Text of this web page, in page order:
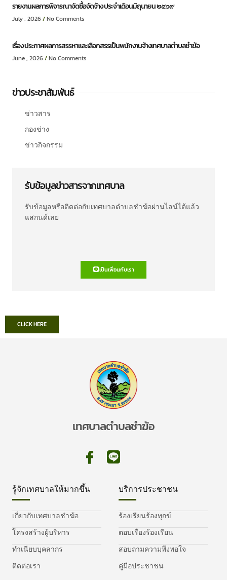
รายงานผลการพิจารณาจัดซื้อจัดจ้าง ประจำเดือนมิถุนายน ๒๕๖๙
July , 2026 No Comments
เรื่อง ประกาศผลการสรรหาและเลือกสรรเป็นพนักงานจ้างเทศบาลตำบลชำฆ้อ
June , 2026 No Comments
ข่าวประชาสัมพันธ์
ข่าวสาร
กองช่าง
ข่าวกิจกรรม
รับข้อมูลข่าวสารจากเทศบาล
รับข้อมูลหรือติดต่อกับเทศบาลตำบลชำฆ้อผ่านไลน์ได้แล้ว
แสกนด์เลย
เป็นเพื่อนกับเรา
CLICK HERE
เทศบาลตำบลชำฆ้อ
รู้จักเทศบาลให้มากขึ้น
เกี่ยวกับเทศบาลชำฆ้อ
โครงสร้างผู้บริหาร
ทำเนียบบุคลากร
ติดต่อเรา
บริการประชาชน
ร้องเรียนร้องทุกข์
ตอบเรื่องร้องเรียน
สอบถามความพึงพอใจ
คู่มือประชาชน